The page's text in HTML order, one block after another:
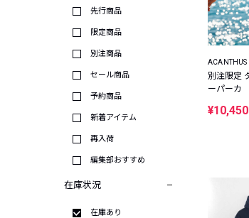
先行商品
限定商品
別注商品
セール商品
予約商品
新着アイテム
再入荷
編集部おすすめ
在庫状況
在庫あり
ACANTHUS
別注限定
ーパーカ
¥10,450